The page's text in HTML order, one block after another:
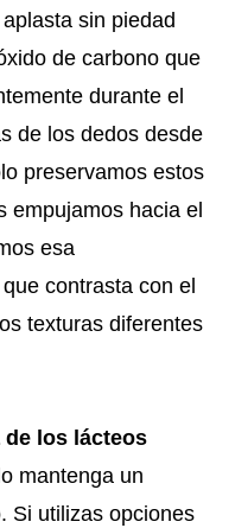
sin piedad
de carbono que
durante el
de los dedos desde
preservamos estos
empujamos hacia el
esa
contrasta con el
texturas diferentes
de los lácteos
mantenga un
Si utilizas opciones